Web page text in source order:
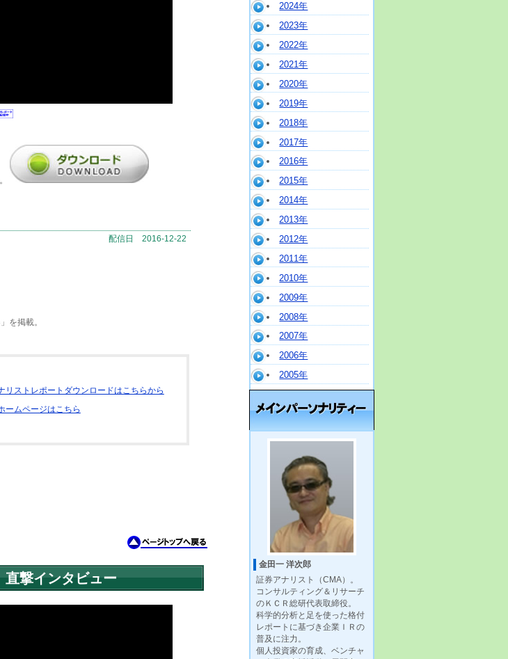
配信日 2016-12-22
を掲載。
リストレポートダウンロードはこちらから
ームページはこちら
直撃インタビュー
2024年
2023年
2022年
2021年
2020年
2019年
2018年
2017年
2016年
2015年
2014年
2013年
2012年
2011年
2010年
2009年
2008年
2007年
2006年
2005年
金田一 洋次郎
証券アナリスト（CMA）。
コンサルティング＆リサーチ
のＫＣＲ総研代表取締役。
科学的分析と足を使った格付
レポートに基づき企業ＩＲの
普及に注力。
個人投資家の育成、ベンチャ